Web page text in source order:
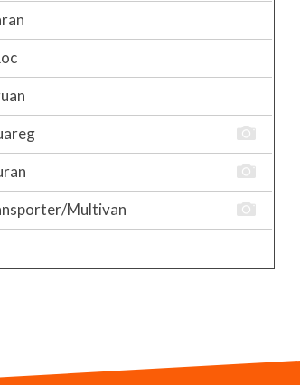
Multivan